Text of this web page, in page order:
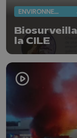
ENVIRONNEMENT
la CILE